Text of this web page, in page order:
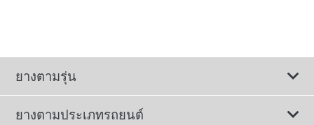
ยางตามรุ่น
ยางตามประเภทรถยนต์